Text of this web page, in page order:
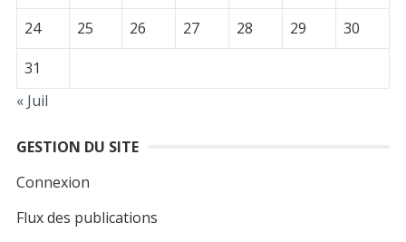
24
25 26 27 28 29
30
31
« Juil
GESTION DU SITE
Connexion
Flux des publications